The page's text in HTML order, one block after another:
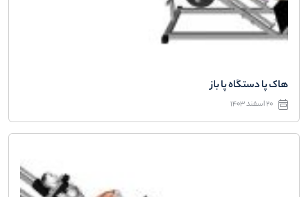
هاک پا دستگاه پا باز
20 اسفند 1403